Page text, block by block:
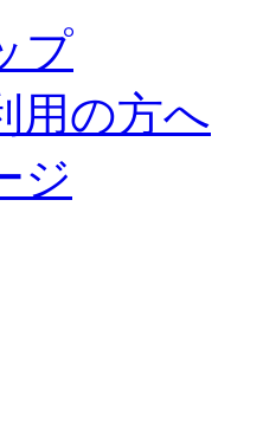
プ
用の方へ
ジ